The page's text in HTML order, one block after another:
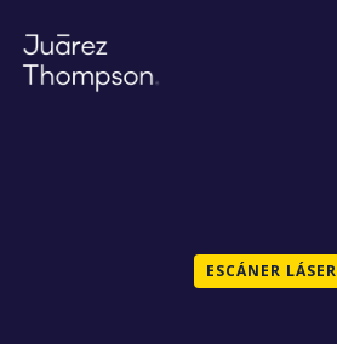
ESCÁNER LÁSER